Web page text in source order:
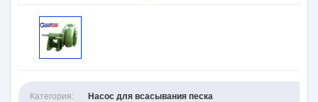
Категория: Насос для всасывания песка